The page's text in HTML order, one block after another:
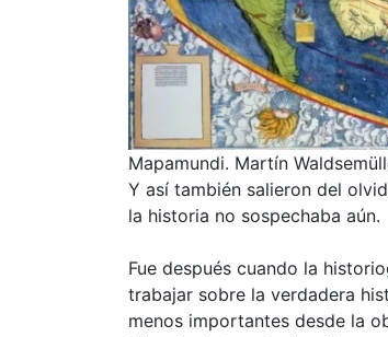
Mapamundi. Martín
Y así también salieron del
la historia no sospechaba aún.
Fue después cuando la
trabajar sobre la verdadera
menos importantes desde la